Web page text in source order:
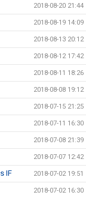
2018-08-20 21:44
2018-08-19 14:09
2018-08-13 20:12
2018-08-12 17:42
2018-08-11 18:26
2018-08-08 19:12
2018-07-15 21:25
2018-07-11 16:30
2018-07-08 21:39
2018-07-07 12:42
IF 2018-07-02 19:51
2018-07-02 16:30